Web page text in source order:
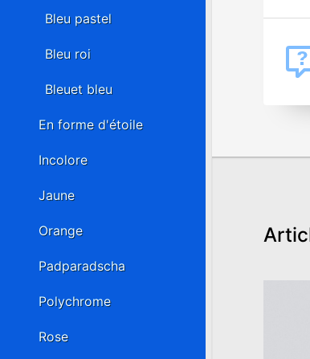
Bleu pastel
Bleu roi
Bleuet bleu
En forme d'étoile
Incolore
Jaune
Orange
Padparadscha
Polychrome
Rose